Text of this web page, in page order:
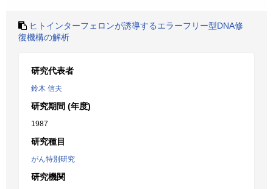
ヒトインターフェロンが誘導するエラーフリー型DNA修
復機構の解析
研究代表者
鈴木 信夫
研究期間 (年度)
1987
研究種目
がん特別研究
研究機関